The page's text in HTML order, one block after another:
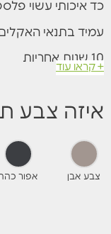
כד איכותי עשוי
עמיד בתנאי האקלים
10 שנות אחריות
מתאים לשתילה של
מגיע בצבע אפור
+ קראו עוד
איזה צבע
צבע אבן אפור